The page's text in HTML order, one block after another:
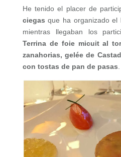
He tenido el placer de
ciegas que ha organizado el
mientras llegaban los
Terrina de foie micuit al
zanahorias, gelée de
con tostas de pan de pasas